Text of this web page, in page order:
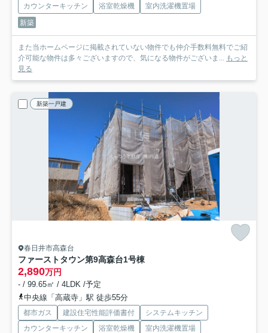
カウンターキッチン
浴室乾燥機
室内洗濯機置場
新築
また当ホームページに掲載されていない物件でも仲介手数料無料でご紹
介可能な物件は多々ございますので、気になる物件がございま...
もっと
見る
新築一戸建
春日井市高森台
ファーストタウン第9高森台1号棟
2,890万円
- / 99.65㎡ / 4LDK /予定
中央線「高蔵寺」駅 徒歩55分
都市ガス 建設住宅性能評価書付
システムキッチン
カウンターキッチン
浴室乾燥機
室内洗濯機置場